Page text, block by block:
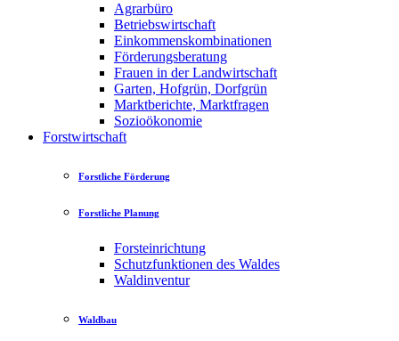
Agrarbüro
Betriebswirtschaft
Einkommenskombinationen
Förderungsberatung
Frauen in der Landwirtschaft
Garten, Hofgrün, Dorfgrün
Marktberichte, Marktfragen
Sozioökonomie
Forstwirtschaft
Forstliche Förderung
Forstliche Planung
Forsteinrichtung
Schutzfunktionen des Waldes
Waldinventur
Waldbau